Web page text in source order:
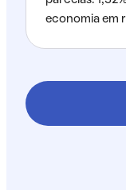
economia em